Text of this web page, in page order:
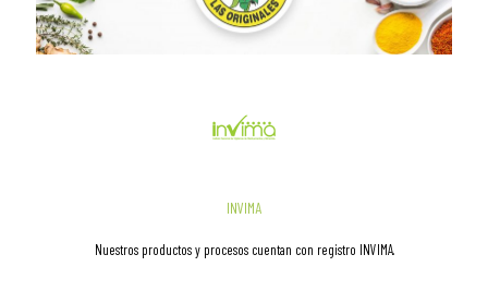
INVIMA
Nuestros productos y procesos cuentan con registro INVIMA.